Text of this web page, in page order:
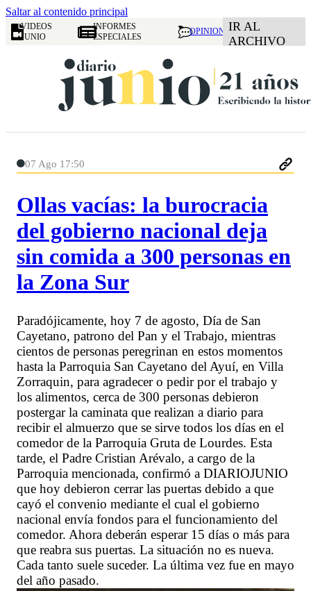
Saltar al contenido principal
VIDEOS
JUNIO
INFORMES
ESPECIALES
OPINION IR AL
ARCHIVO
07 Ago 17:50
Ollas vacías: la burocracia
del gobierno nacional deja
sin comida a 300 personas en
la Zona Sur
Paradójicamente, hoy 7 de agosto, Día de San
Cayetano, patrono del Pan y el Trabajo, mientras
cientos de personas peregrinan en estos momentos
hasta la Parroquia San Cayetano del Ayuí, en Villa
Zorraquin, para agradecer o pedir por el trabajo y
los alimentos, cerca de 300 personas debieron
postergar la caminata que realizan a diario para
recibir el almuerzo que se sirve todos los días en el
comedor de la Parroquia Gruta de Lourdes. Esta
tarde, el Padre Cristian Arévalo, a cargo de la
Parroquia mencionada, confirmó a DIARIOJUNIO
que hoy debieron cerrar las puertas debido a que
cayó el convenio mediante el cual el gobierno
nacional envía fondos para el funcionamiento del
comedor. Ahora deberán esperar 15 días o más para
que reabra sus puertas. La situación no es nueva.
Cada tanto suele suceder. La última vez fue en mayo
del año pasado.